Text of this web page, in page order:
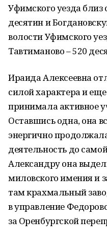
Уфимского уезда близ
десятин и
волости Уфимского
Тавтиманово – 520
Ираида Алексеевна
силой характера и
принимала активное
Оставшись одна, она
энергично
деятельность до
Александру она
миловского имения и
там крахмальный
в управление
за Оренбургской